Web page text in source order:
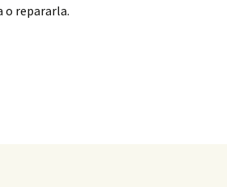
o repararla.
de alzada ordinario tributario